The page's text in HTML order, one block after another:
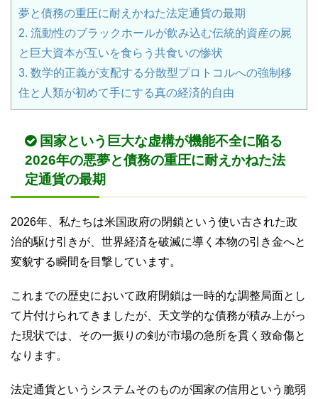
夢と債務の重圧に耐えかねた法定通貨の最期
2. 流動性のブラックホールが飲み込む伝統的資産の屍
と巨大資本が互いを食らう共食いの惨状
3. 数学的正義が支配する分散型プロトコルへの強制移
住と人類が初めて手にする真の経済的自由
国家という巨大な虚構が機能不全に陥る
2026年の悪夢と債務の重圧に耐えかねた法
定通貨の最期
2026年、私たちは米国政府の閉鎖という使い古された政
治的駆け引きが、世界経済を破滅に導く本物の引き金へと
変貌する瞬間を目撃しています。
これまでの歴史において政府閉鎖は一時的な調整局面とし
て片付けられてきましたが、天文学的な債務が積み上がっ
た現状では、その一振りの剣が市場の急所を貫く致命傷と
なります。
法定通貨というシステムそのものが国家の信用という脆弱